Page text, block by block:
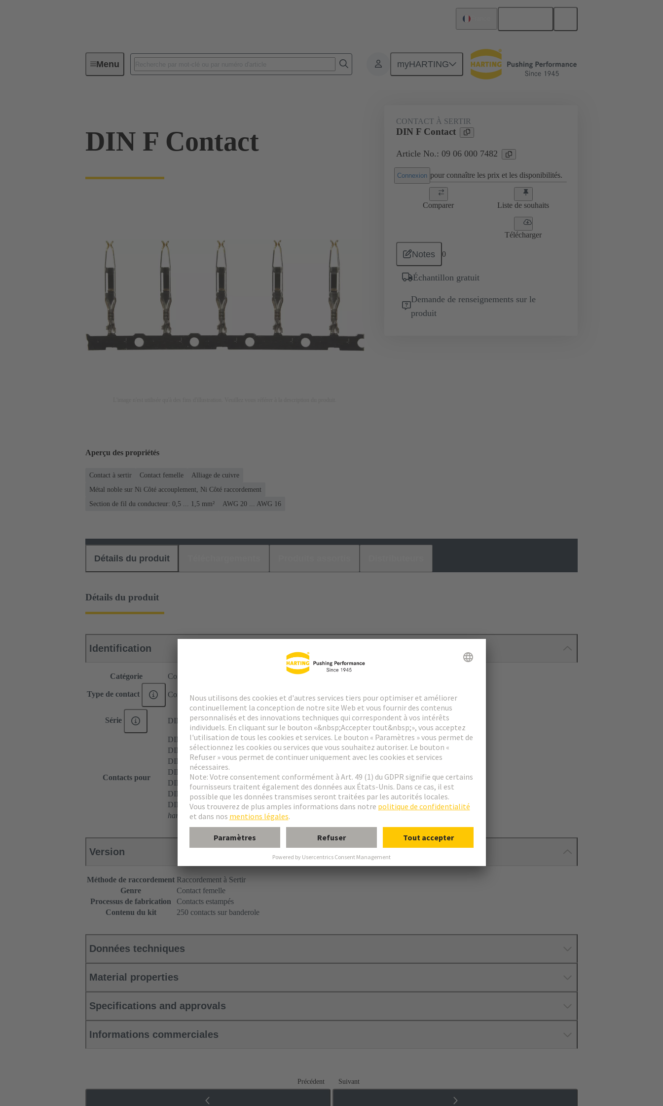
Menu myHARTING
Série
DIN F Contact
CONTACT À SERTIR
DIN F Contact
Article No.: 09 06 000 7482
Connexion pour connaître les prix et les disponibilités.
Comparer Liste de souhaits
Télécharger
Notes 0
Échantillon gratuit
Demande de renseignements sur le
produit
Aperçu des propriétés
Contact à sertir Contact femelle
Alliage de cuivre
Métal noble sur Ni Côté accouplement, Ni Côté raccordement
Section de fil du conducteur: 0,5 ... 1,5 mm²
AWG 20 ... AWG 16
Détails du produit
Détails du produit
Identification
Catégorie Contacts
Type de contact Contact à sertir
Série DIN 41612
Contacts pour
DIN 41612 Type D
DIN 41612 Type E
DIN 41612 Type F
DIN 41612 Type 2F
DIN 41612 Type F9
DIN 41612 Type MH 24 + 7
DIN 41612 Type FM
har
-motion
Version
Méthode de raccordement Raccordement à Sertir
Genre
Contact femelle
Processus de fabrication
Contacts estampés
Contenu du kit
250 contacts sur banderole
Données techniques
Material properties
Specifications and approvals
Informations commerciales
Précédent Suivant